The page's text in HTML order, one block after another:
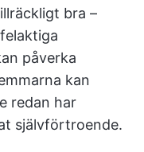
bra –
påverka
kan
redan har
självförtroende.